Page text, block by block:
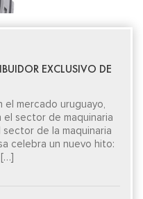
EXCLUSIVO DE
mercado uruguayo,
sector de maquinaria
de la maquinaria
celebra un nuevo hito: